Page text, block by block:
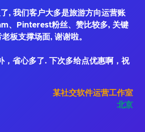
, 我们客户大多是旅游方向运营账
、Pinterest粉丝、赞比较多, 关键
板支撑场面, 谢谢啦。
，省心多了. 下次多给点优惠啊，祝
某社交软件运营工作室
北京